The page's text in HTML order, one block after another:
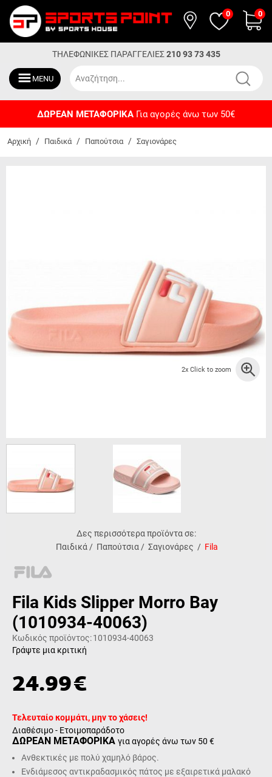
0 0
ΤΗΛΕΦΩΝΙΚΕΣ ΠΑΡΑΓΓΕΛΙΕΣ 210 93 73 435
MENU
ΔΩΡΕΑΝ ΜΕΤΑΦΟΡΙΚΑ Για αγορές άνω των 50€
Αρχική / Παιδικά / Παπούτσια / Σαγιονάρες
2x Click to zoom
Δες περισσότερα προϊόντα σε:
Παιδικά / Παπούτσια / Σαγιονάρες / Fila
Fila Kids Slipper Morro Bay
(1010934-40063)
Κωδικός προϊόντος:1010934-40063
Γράψτε μια κριτική
24.99€
Τελευταίο κομμάτι, μην το χάσεις!
Διαθέσιμο - Ετοιμοπαράδοτο
ΔΩΡΕΑΝ ΜΕΤΑΦΟΡΙΚΑ για αγορές άνω των 50 €
Ανθεκτικές με πολύ χαμηλό βάρος.
Ενδιάμεσος αντικραδασμικός πάτος με εξαιρετικά μαλακό